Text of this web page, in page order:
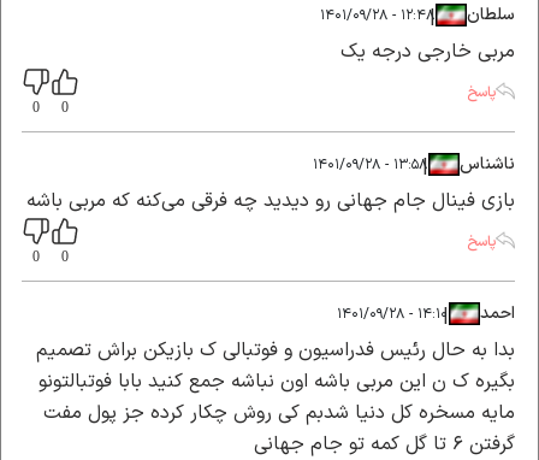
سلطان|
|۱۲:۴۸ - ۱۴۰۱/۰۹/۲۸
مربی خارجی درجه یک
پاسخ
ناشناس|
|۱۳:۵۸ - ۱۴۰۱/۰۹/۲۸
بازی فینال جام جهانی رو دیدید چه فرقی می‌کنه که مربی باشه
پاسخ
احمد|
|۱۴:۱۰ - ۱۴۰۱/۰۹/۲۸
بدا به حال رئیس فدراسیون و فوتبالی ک بازیکن براش تصمیم
بگیره ک ن این مربی باشه اون نباشه جمع کنید بابا فوتبالتونو
مایه مسخره کل دنیا شدبم کی روش چکار کرده جز پول مفت
گرفتن ۶ تا گل کمه تو جام جهانی